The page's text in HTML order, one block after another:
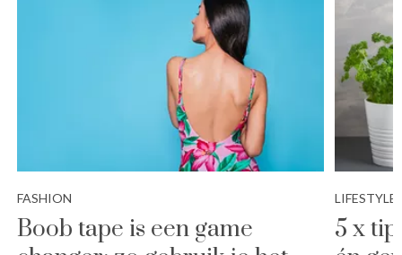
FASHION
Boob tape is een game
LIFESTYLE
5 x